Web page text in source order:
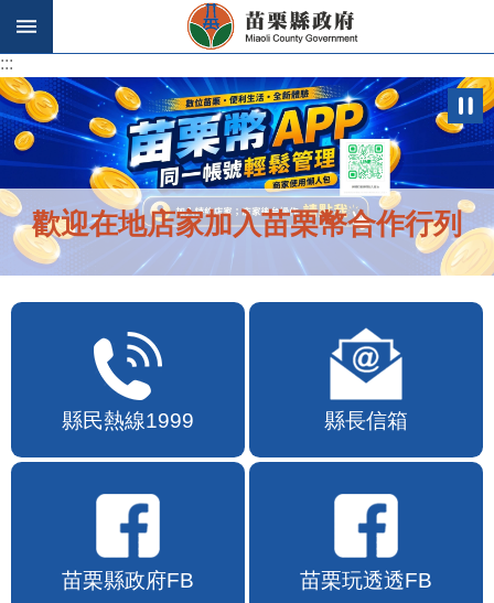
跳到主要內容區塊
:::
:::
歡迎在地店家加入苗栗幣合作行列
縣民熱線1999 縣長信箱
苗栗縣政府FB 苗栗玩透透FB